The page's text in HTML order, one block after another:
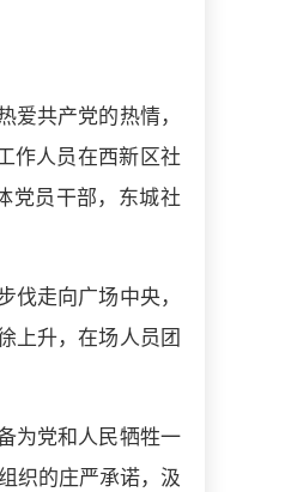
共产党的热情，
作人员在西新区社
党员干部，东城社
走向广场中央，
上升，在场人员团
为党和人民牺牲一
织的庄严承诺，汲